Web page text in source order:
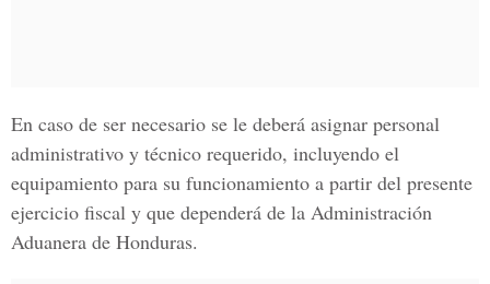
En caso de ser necesario se le deberá asignar personal
administrativo y técnico requerido, incluyendo el
equipamiento para su funcionamiento a partir del presente
ejercicio fiscal y que dependerá de la Administración
Aduanera de Honduras.